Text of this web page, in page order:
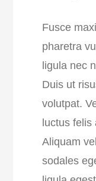
Fusce
pharetra
ligula nec
Duis ut
volutpat.
luctus
Aliquam
sodales